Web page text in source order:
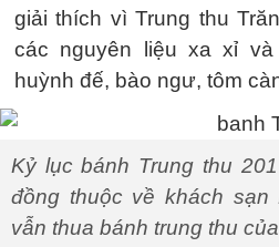
giải thích vì Trung thu
các nguyên liệu xa xỉ
huỳnh đế, bào ngư, tôm
Kỷ lục bánh Trung thu
đồng thuộc về khách
vẫn thua bánh trung thu